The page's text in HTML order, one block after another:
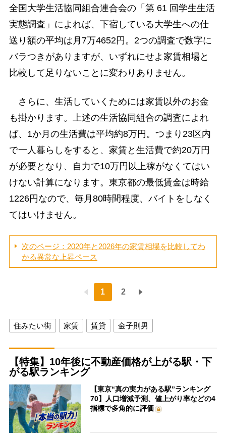
全国大学生活協同組合連合会の「第 61 回学生生活
実態調査」によれば、下宿している大学生への仕
送り額の平均は月7万4652円。2つの調査で数字に
バラつきがありますが、いずれにせよ家賃相場と
比較して足りないことに変わりありません。
さらに、生活していくためには家賃以外のお金
も掛かります。上述の生活協同組合の調査によれ
ば、1か月の生活費は平均約8万円。つまり23区内
で一人暮らしをすると、家賃と生活費で約20万円
が必要となり、自力で10万円以上稼がなくてはい
けない計算になります。東京都の最低賃金は時給
1226円なので、毎月80時間程度、バイトをしなく
てはいけません。
次のページ：2020年と2026年の家賃相場を比較してわ
かる異常な上昇ペース
1 2
住みたい街 家賃 賃貸 金子則男
【特集】10年後に不動産価格が上がる駅・下
がる駅ランキング
【東京“真の実力がある駅”ランキング
70】人口増減予測、値上がり率などの4
指標で多角的に評価